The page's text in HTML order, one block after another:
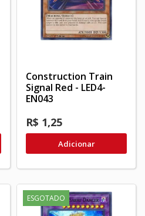
Construction Train
Signal Red - LED4-
EN043
R$ 1,25
Adicionar
ESGOTADO